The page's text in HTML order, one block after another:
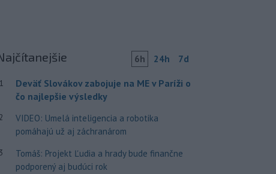
6h 24h 7d
1
Deväť Slovákov zabojuje na ME v Paríži o
čo najlepšie výsledky
2
VIDEO: Umelá inteligencia a robotika
pomáhajú už aj záchranárom
3
Tomáš: Projekt Ľudia a hrady bude finančne
podporený aj budúci rok